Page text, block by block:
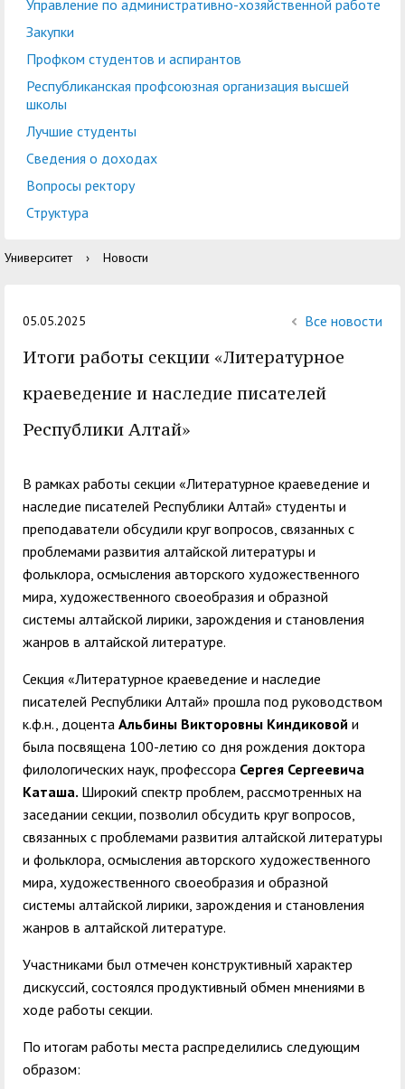
Международная
деятельность
Управление по
административно-
Закупки
Республиканская
организация высшей
Центр тестирования
иностранных граждан
по русскому языку
Центр развития
компетенций
Центр русского языка
обучающихся ГАГУ
Образовательный
Информация о
Управление по административно-хозяйственной работе
Закупки
Профком студентов и аспирантов
Республиканская профсоюзная организация высшей
школы
Лучшие студенты
Сведения о доходах
Вопросы ректору
Структура
Университет › Новости
05.05.2025 Все новости
Итоги работы секции «Литературное
краеведение и наследие писателей
Республики Алтай»
В рамках работы секции «Литературное краеведение и
наследие писателей Республики Алтай» студенты и
преподаватели обсудили круг вопросов, связанных с
проблемами развития алтайской литературы и
фольклора, осмысления авторского художественного
мира, художественного своеобразия и образной
системы алтайской лирики, зарождения и становления
жанров в алтайской литературе.
Секция «Литературное краеведение и наследие
писателей Республики Алтай» прошла под руководством
к.ф.н., доцента Альбины Викторовны Киндиковой и
была посвящена 100-летию со дня рождения доктора
филологических наук, профессора Сергея Сергеевича
Каташа. Широкий спектр проблем, рассмотренных на
заседании секции, позволил обсудить круг вопросов,
связанных с проблемами развития алтайской литературы
и фольклора, осмысления авторского художественного
мира, художественного своеобразия и образной
системы алтайской лирики, зарождения и становления
жанров в алтайской литературе.
Участниками был отмечен конструктивный характер
дискуссий, состоялся продуктивный обмен мнениями в
ходе работы секции.
По итогам работы места распределились следующим
образом: